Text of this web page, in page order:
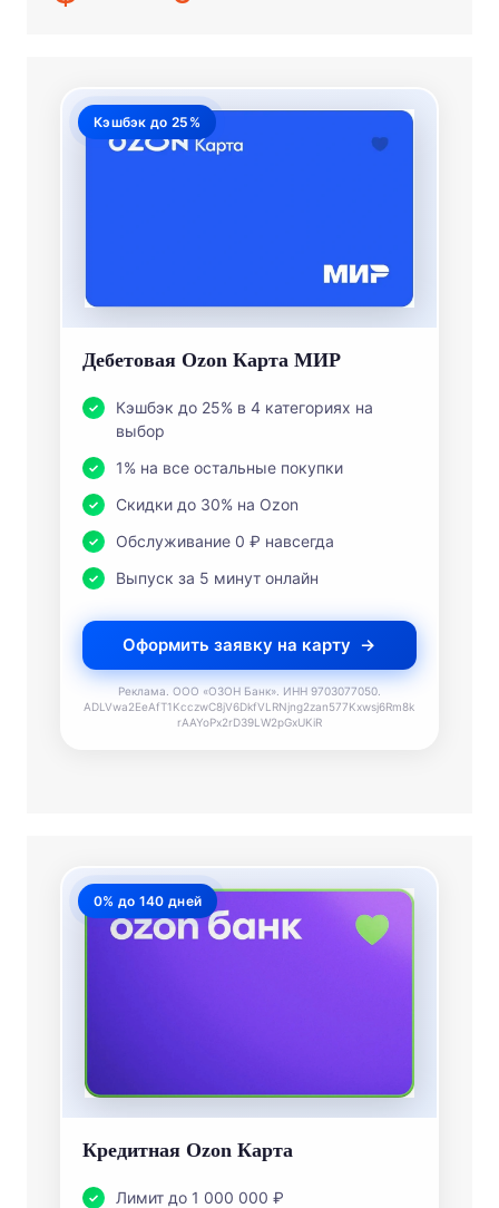
Кэшбэк до 25%
Дебетовая Ozon Карта МИР
Кэшбэк до 25% в 4 категориях на
выбор
1% на все остальные покупки
Скидки до 30% на Ozon
Обслуживание 0 ₽ навсегда
Выпуск за 5 минут онлайн
Оформить заявку на карту
Реклама. ООО «ОЗОН Банк». ИНН 9703077050.
ADLVwa2EeAfT1KcczwC8jV6DkfVLRNjng2zan577Kxwsj6Rm8k
rAAYoPx2rD39LW2pGxUKiR
0% до 140 дней
Кредитная Ozon Карта
Лимит до 1 000 000 ₽